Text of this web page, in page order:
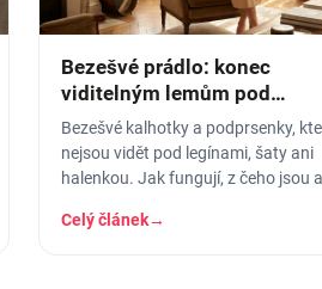
Bezešvé prádlo: konec
viditelným lemům pod
přiléhavým oblečením
Bezešvé kalhotky a podprsenky,
nejsou vidět pod legínami, šaty ani
halenkou. Jak fungují, z čeho jsou
Celý článek→